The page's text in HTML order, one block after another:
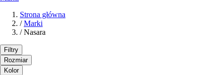
Strona główna
/ Marki
/ Nasara
Filtry
Rozmiar
Kolor